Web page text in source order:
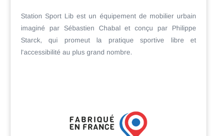
Station Sport Lib est un équipement de mobilier urbain
imaginé par Sébastien Chabal et conçu par Philippe
Starck, qui promeut la pratique sportive libre et
l'accessibilité au plus grand nombre.